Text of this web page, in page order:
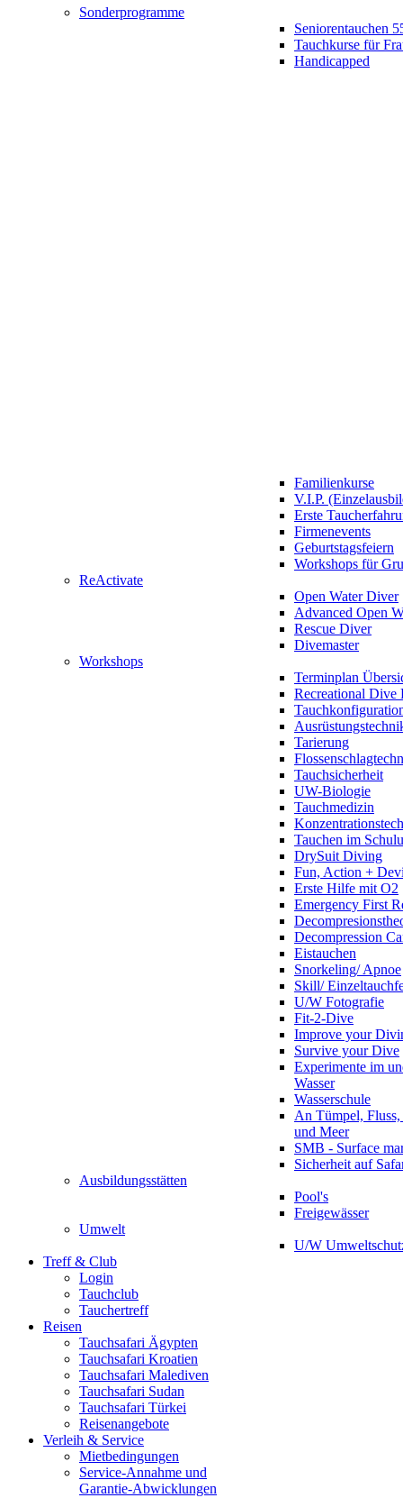
Sonderprogramme
Seniorentauchen
Tauchkurse für
Handicapped
Familienkurse
V.I.P.
Erste
Firmenevents
Geburtstagsfeiern
Workshops für
ReActivate
Open Water Diver
Advanced Open
Rescue Diver
Divemaster
Workshops
Terminplan
Recreational Dive
Tarierung
Tauchsicherheit
UW-Biologie
Tauchmedizin
Tauchen im
DrySuit Diving
Fun, Action +
Erste Hilfe mit O2
Emergency First
Decompression
Eistauchen
Snorkeling/ Apnoe
Skill/
U/W Fotografie
Fit-2-Dive
Improve your
Survive your Dive
Experimente im
Wasser
Wasserschule
An Tümpel,
und Meer
SMB - Surface
Sicherheit auf
Ausbildungsstätten
Pool's
Freigewässer
Umwelt
U/W
Treff & Club
Login
Tauchclub
Tauchertreff
Reisen
Tauchsafari Ägypten
Tauchsafari Kroatien
Tauchsafari Malediven
Tauchsafari Sudan
Tauchsafari Türkei
Reisenangebote
Verleih & Service
Mietbedingungen
Service-Annahme und
Garantie-Abwicklungen